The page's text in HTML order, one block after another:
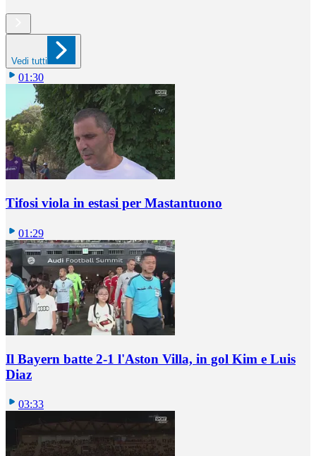
Vedi tutti
01:30
Tifosi viola in estasi per Mastantuono
01:29
Il Bayern batte 2-1 l'Aston Villa, in gol Kim e Luis
Diaz
03:33